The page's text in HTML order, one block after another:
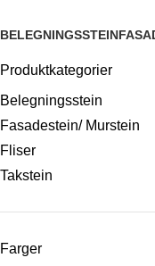
BELEGNINGSSTEIN
Produktkategorier
Belegningsstein
Fasadestein/ Murstein
Fliser
Takstein
Farger